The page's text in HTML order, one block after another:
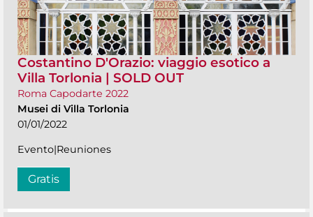
Costantino D'Orazio: viaggio esotico a
Villa Torlonia | SOLD OUT
Roma Capodarte 2022
Musei di Villa Torlonia
01/01/2022
Evento|Reuniones
Gratis